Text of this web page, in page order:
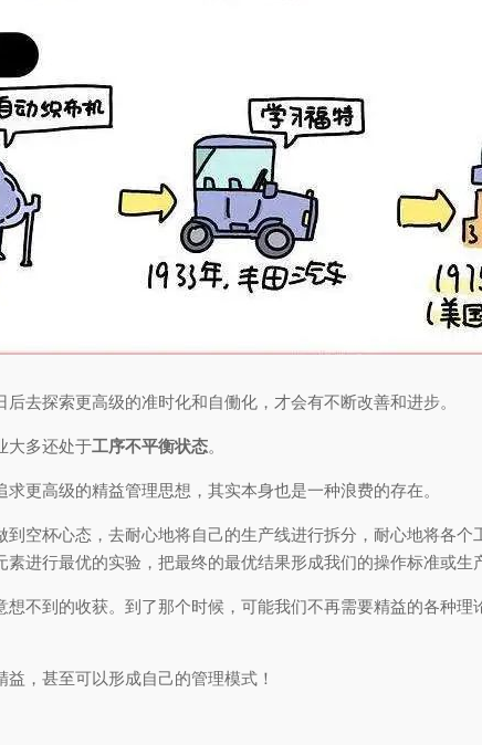
去探索更高级的准时化和自働化，才会有不断改善和进步。
大多还处于工序不平衡状态。
更高级的精益管理思想，其实本身也是一种浪费的存在。
空杯心态，去耐心地将自己的生产线进行拆分，耐心地将各
进行最优的实验，把最终的最优结果形成我们的操作标准或生
不到的收获。到了那个时候，可能我们不再需要精益的各种
，甚至可以形成自己的管理模式！